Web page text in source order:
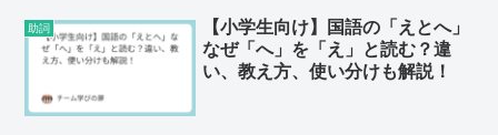
助詞
【小学生向け】国語の「えとへ」
なぜ「へ」を「え」と読む？違
い、教え方、使い分けも解説！